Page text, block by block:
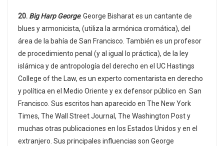
20. Big Harp George. George Bisharat es un cantante de
blues y armonicista, (utiliza la armónica cromática), del
área de la bahía de San Francisco. También es un profesor
de procedimiento penal (y al igual lo práctica), de la ley
islámica y de antropología del derecho en el UC Hastings
College of the Law, es un experto comentarista en derecho
y política en el Medio Oriente y ex defensor público en San
Francisco. Sus escritos han aparecido en The New York
Times, The Wall Street Journal, The Washington Post y
muchas otras publicaciones en los Estados Unidos y en el
extranjero. Sus principales influencias son George